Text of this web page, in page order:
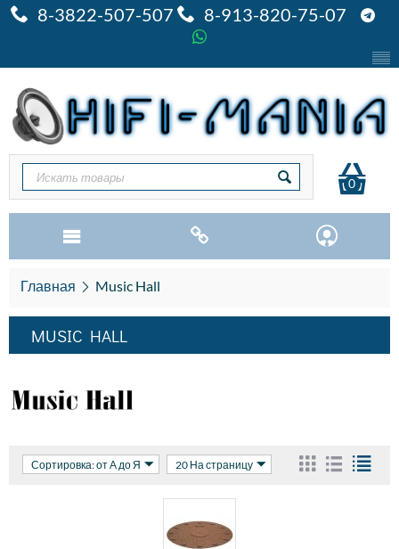
8-3822-507-507 8-913-820-75-07
0
Главная Music Hall
MUSIC HALL
Сортировка: от А до Я 20 На страницу